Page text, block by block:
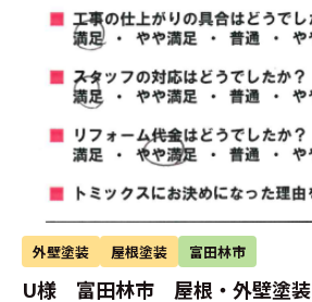
外壁塗装 屋根塗装 富田林市
U様 富田林市 屋根・外壁塗装